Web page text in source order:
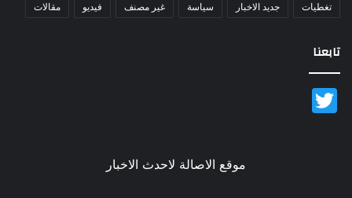
تغطيات جديد الاخبار سياسة غير مصنف فيديو مقالات
تابعنا
موقع الاصالة لاحدث الاخبار